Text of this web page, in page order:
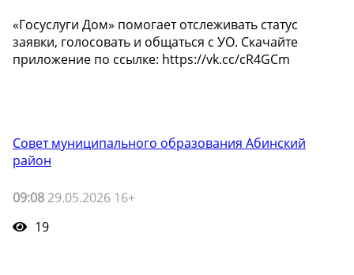
«Госуслуги Дом» помогает отслеживать статус
заявки, голосовать и общаться с УО. Скачайте
приложение по ссылке: https://vk.cc/cR4GCm
Совет муниципального образования Абинский
район
09:08 29.05.2026 16+
19